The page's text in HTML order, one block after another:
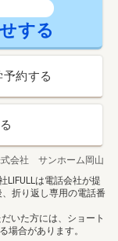
する
約する
会社 サンホーム岡山
LIFULLは電話会社が提
折り返し専用の電話番
いた方には、ショート
場合があります。